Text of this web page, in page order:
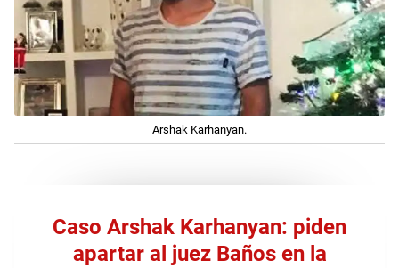
Arshak Karhanyan.
Caso Arshak Karhanyan: piden
apartar al juez Baños en la